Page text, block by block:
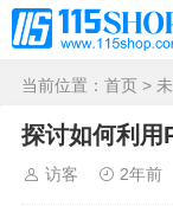
当前位置： 首页 >
探讨如何利用
访客 2年前